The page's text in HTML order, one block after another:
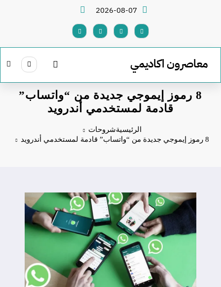
2026-08-07
معاصرون اكاديمي
8 رموز إيموجي جديدة من “واتساب”
قادمة لمستخدمي أندرويد
الرئيسيةشروحات
8 رموز إيموجي جديدة من “واتساب” قادمة لمستخدمي أندرويد